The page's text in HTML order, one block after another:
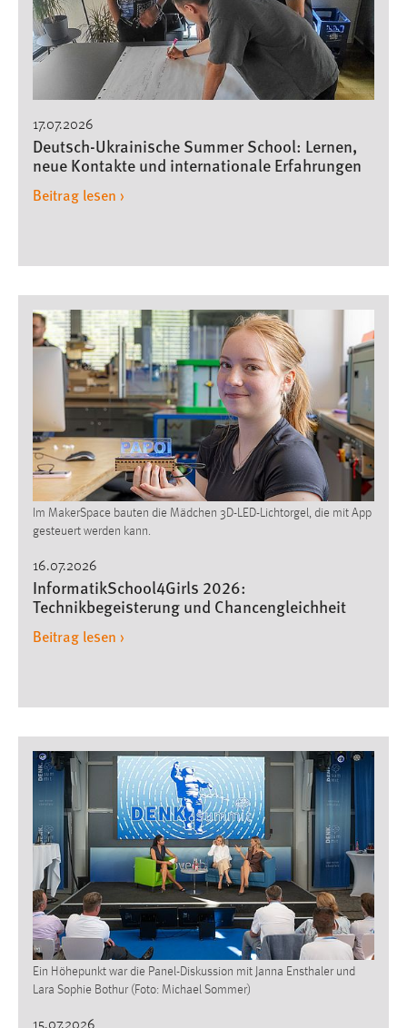
17.07.2026
Deutsch-Ukrainische Summer School: Lernen,
neue Kontakte und internationale Erfahrungen
Beitrag lesen ›
Im MakerSpace bauten die Mädchen 3D-LED-Lichtorgel, die mit App
gesteuert werden kann.
16.07.2026
InformatikSchool4Girls 2026:
Technikbegeisterung und Chancengleichheit
Beitrag lesen ›
Ein Höhepunkt war die Panel-Diskussion mit Janna Ensthaler und
Lara Sophie Bothur (Foto: Michael Sommer)